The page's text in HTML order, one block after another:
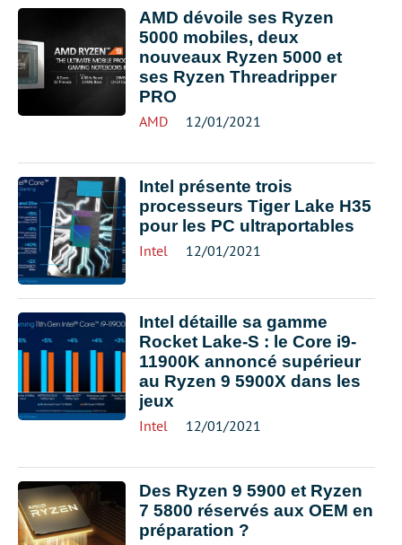
AMD dévoile ses Ryzen
5000 mobiles, deux
nouveaux Ryzen 5000 et
ses Ryzen Threadripper
PRO
AMD 12/01/2021
Intel présente trois
processeurs Tiger Lake H35
pour les PC ultraportables
Intel 12/01/2021
Intel détaille sa gamme
Rocket Lake-S : le Core i9-
11900K annoncé supérieur
au Ryzen 9 5900X dans les
jeux
Intel 12/01/2021
Des Ryzen 9 5900 et Ryzen
7 5800 réservés aux OEM en
préparation ?